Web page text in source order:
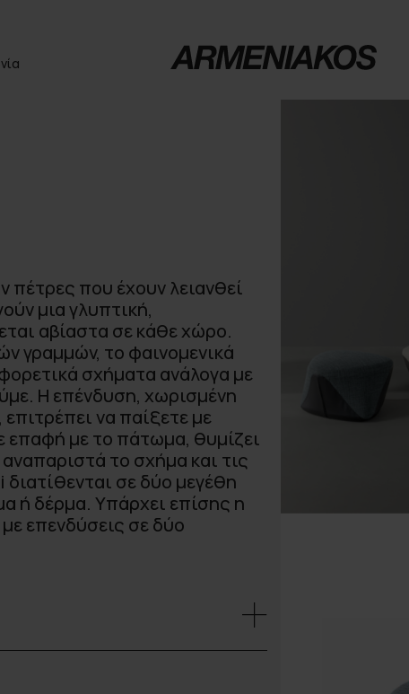
που έχουν λειανθεί
μια γλυπτική,
αβίαστα σε κάθε χώρο.
γραμμών, το φαινομενικά
σχήματα ανάλογα με
Η επένδυση, χωρισμένη
να παίξετε με
επαφή με το πάτωμα, θυμίζει
το σχήμα και τις
σε δύο μεγέθη
ή δέρμα. Υπάρχει επίσης η
επενδύσεις σε δύο